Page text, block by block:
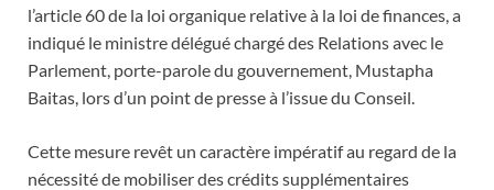
l’article 60 de la loi organique relative à la loi de finances, a
indiqué le ministre délégué chargé des Relations avec le
Parlement, porte-parole du gouvernement, Mustapha
Baitas, lors d’un point de presse à l’issue du Conseil.
Cette mesure revêt un caractère impératif au regard de la
nécessité de mobiliser des crédits supplémentaires